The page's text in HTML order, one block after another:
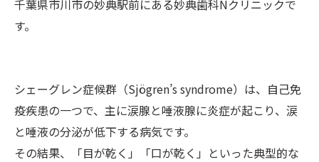
千葉県市川市の妙典駅前にある妙典歯科Nクリニックで
す。
シェーグレン症候群（Sjögren’s syndrome）は、自己免
疫疾患の一つで、主に涙腺と唾液腺に炎症が起こり、涙
と唾液の分泌が低下する病気です。
その結果、「目が乾く」「口が乾く」といった典型的な